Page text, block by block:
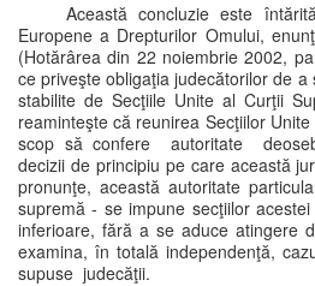
Această concluzie este
Europene a Drepturilor Omului,
(Hotărârea din 22 noiembrie 2002,
ce priveşte obligaţia judecătorilor de
stabilite de Secţiile Unite al Curţii
reaminteşte că reunirea Secţiilor
scop să confere autoritate
decizii de principiu pe care această
pronunţe, această autoritate
supremă - se impune secţiilor
inferioare, fără a se aduce atingere
examina, în totală independenţă,
supuse judecăţii.